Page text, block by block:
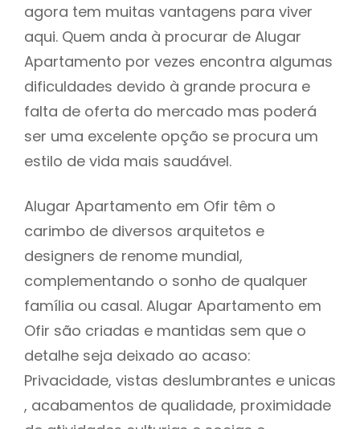
agora tem muitas vantagens para viver
aqui. Quem anda à procurar de Alugar
Apartamento por vezes encontra algumas
dificuldades devido à grande procura e
falta de oferta do mercado mas poderá
ser uma excelente opção se procura um
estilo de vida mais saudável.
Alugar Apartamento em Ofir têm o
carimbo de diversos arquitetos e
designers de renome mundial,
complementando o sonho de qualquer
família ou casal. Alugar Apartamento em
Ofir são criadas e mantidas sem que o
detalhe seja deixado ao acaso:
Privacidade, vistas deslumbrantes e unicas
, acabamentos de qualidade, proximidade